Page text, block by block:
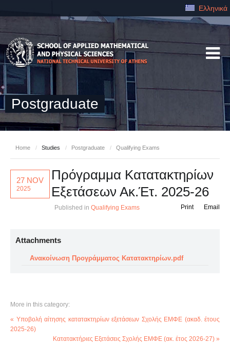
Ελληνικά
Postgraduate
Home / Studies / Postgraduate / Qualifying Exams
27 NOV
2025
Πρόγραμμα Κατατακτηρίων
Εξετάσεων Ακ.Έτ. 2025-26
Published in Qualifying Exams Email
Print
Attachments
Ανακοίνωση Προγράμματος Κατατακτηρίων.pdf
More in this category:
« Υποβολή αίτησης κατατακτηρίων εξετάσεων Σχολής ΕΜΦΕ (ακαδ. έτους
2025-26)
Κατατακτήριες Εξετάσεις Σχολής ΕΜΦΕ (ακ. έτος 2026-27) »